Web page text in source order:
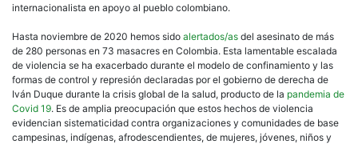
internacionalista en apoyo al pueblo colombiano.
Hasta noviembre de 2020 hemos sido alertados/as del asesinato de más
de 280 personas en 73 masacres en Colombia. Esta lamentable escalada
de violencia se ha exacerbado durante el modelo de confinamiento y las
formas de control y represión declaradas por el gobierno de derecha de
Iván Duque durante la crisis global de la salud, producto de la pandemia de
Covid 19. Es de amplia preocupación que estos hechos de violencia
evidencian sistematicidad contra organizaciones y comunidades de base
campesinas, indígenas, afrodescendientes, de mujeres, jóvenes, niños y